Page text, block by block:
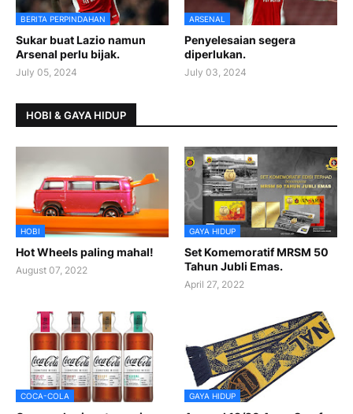
BERITA PERPINDAHAN
Sukar buat Lazio namun
Arsenal perlu bijak.
July 05, 2024
ARSENAL
Penyelesaian segera
diperlukan.
July 03, 2024
HOBI & GAYA HIDUP
HOBI
Hot Wheels paling mahal!
August 07, 2022
GAYA HIDUP
Set Komemoratif MRSM 50
Tahun Jubli Emas.
April 27, 2022
COCA-COLA GAYA HIDUP